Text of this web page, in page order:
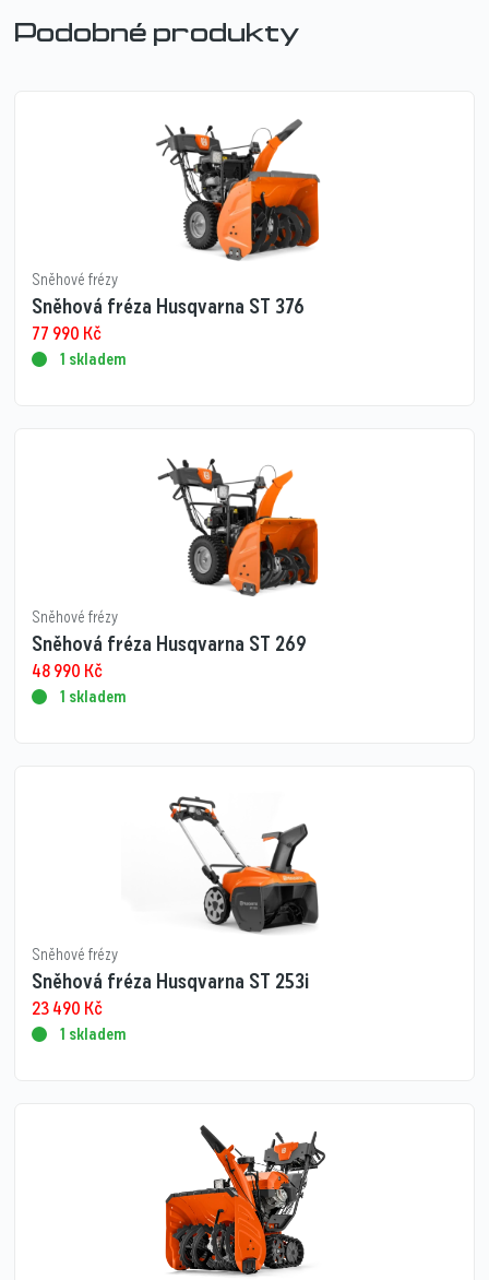
Podobné produkty
Sněhové frézy
Sněhová fréza Husqvarna ST 376
77 990 Kč
1 skladem
Sněhové frézy
Sněhová fréza Husqvarna ST 269
48 990 Kč
1 skladem
Sněhové frézy
Sněhová fréza Husqvarna ST 253i
23 490 Kč
1 skladem